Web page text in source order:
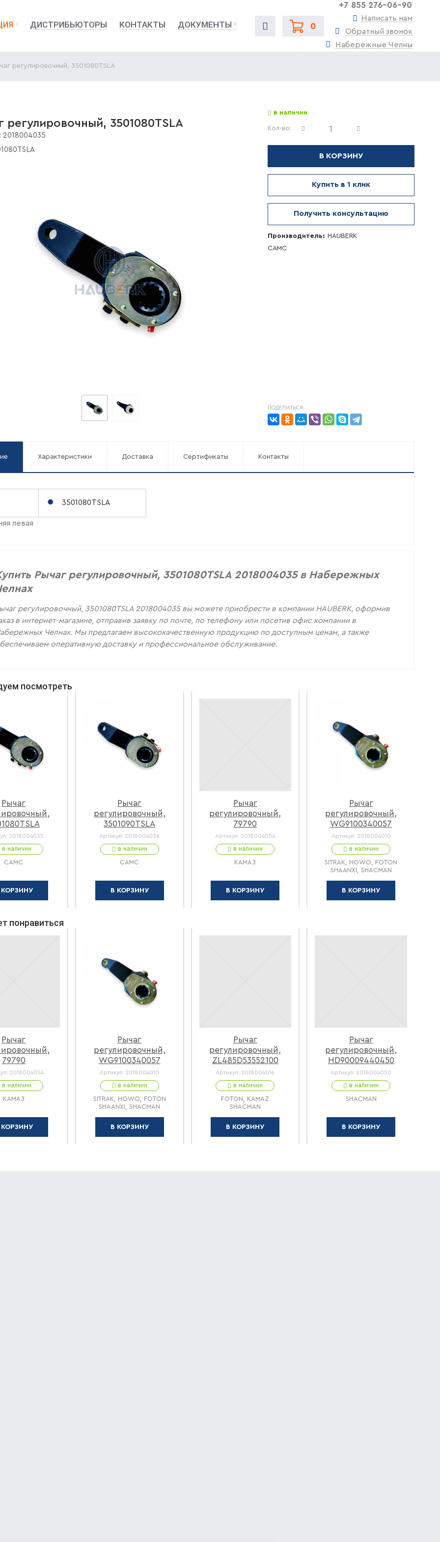
ДИСТРИБЬЮТОРЫ КОНТАКТЫ ДОКУМЕНТЫ 0
+7 855 276-06-90
Написать нам
Обратный звонок
Набережные Челны
регулировочный, 3501080TSLA
регулировочный, 3501080TSLA
2018004035
в наличии
Кол-во:
В КОРЗИНУ
Купить в 1 клик
Получить консультацию
Производитель: HAUBERK
CAMC
ПОДЕЛИТЬСЯ:
Характеристики Доставка Сертификаты Контакты
3501080TSLA
левая
Рычаг регулировочный, 3501080TSLA 2018004035 в Набережных
регулировочный, 3501080TSLA 2018004035 вы можете приобрести в компании HAUBERK, оформив
в интернет-магазине, отправив заявку по почте, по телефону или посетив офис компании в
Челнах. Мы предлагаем высококачественную продукцию по доступным ценам, а также
оперативную доставку и профессиональное обслуживание.
посмотреть
Рычаг
2018004035
в наличии
CAMC
КОРЗИНУ
Рычаг
регулировочный,
3501090TSLA
Артикул: 2018004036
в наличии
CAMC
В КОРЗИНУ
Рычаг
регулировочный,
79790
Артикул: 2018004054
в наличии
КАМАЗ
В КОРЗИНУ
Рычаг
регулировочный,
WG9100340057
Артикул: 2018004010
в наличии
SITRAK, HOWO, FOTON
SHAANXI, SHACMAN
В КОРЗИНУ
понравиться
Рычаг
79790
2018004054
в наличии
КАМАЗ
КОРЗИНУ
Рычаг
регулировочный,
WG9100340057
Артикул: 2018004010
в наличии
SITRAK, HOWO, FOTON
SHAANXI, SHACMAN
В КОРЗИНУ
Рычаг
регулировочный,
ZL485D53552100
Артикул: 2018004016
в наличии
FOTON, KAMAZ
SHACMAN
В КОРЗИНУ
Рычаг
регулировочный,
HD90009440450
Артикул: 2018004050
в наличии
SHACMAN
В КОРЗИНУ